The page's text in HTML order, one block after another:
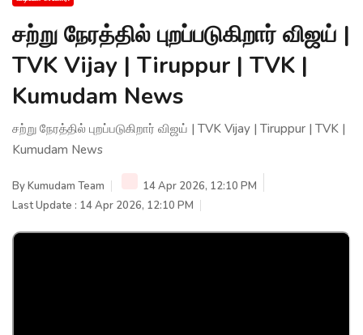
சற்று நேரத்தில் புறப்படுகிறார் விஜய் |
TVK Vijay | Tiruppur | TVK |
Kumudam News
சற்று நேரத்தில் புறப்படுகிறார் விஜய் | TVK Vijay | Tiruppur | TVK |
Kumudam News
ByKumudam Team
14 Apr 2026, 12:10 PM
Last Update : 14 Apr 2026, 12:10 PM